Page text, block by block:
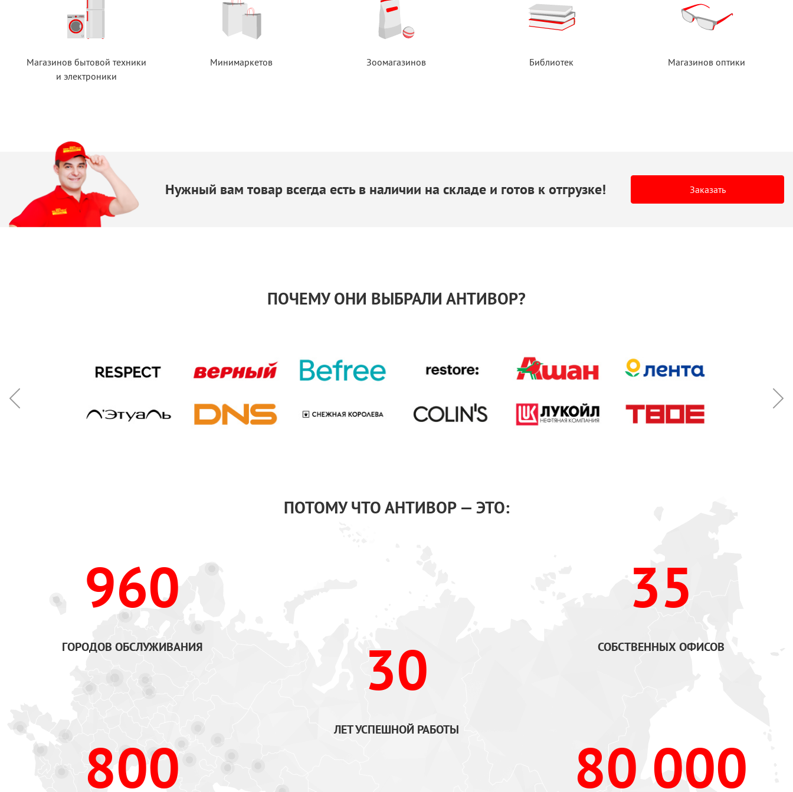
Магазинов бытовой техники
и электроники
Минимаркетов Зоомагазинов Библиотек Магазинов оптики
Нужный вам товар всегда естьв наличии на складе и готов к отгрузке! Заказать
ПОЧЕМУ ОНИ ВЫБРАЛИ АНТИВОР?
ПОТОМУ ЧТО АНТИВОР — ЭТО:
960
ГОРОДОВ ОБСЛУЖИВАНИЯ
800
30
ЛЕТ УСПЕШНОЙ РАБОТЫ
35
СОБСТВЕННЫХ ОФИСОВ
80 000